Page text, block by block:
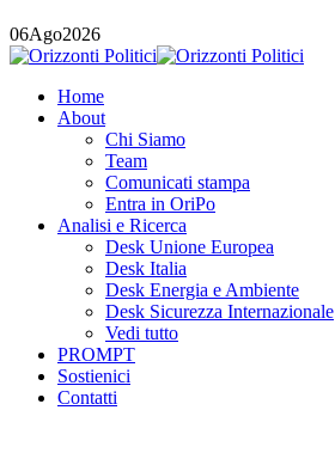
06Ago2026
Home
About
Chi Siamo
Team
Comunicati stampa
Entra in OriPo
Analisi e Ricerca
Desk Unione Europea
Desk Italia
Desk Energia e Ambiente
Desk Sicurezza Internazionale
Vedi tutto
PROMPT
Sostienici
Contatti